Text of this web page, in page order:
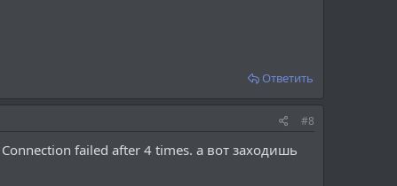
Ответить
#8
failed after 4 times. а вот заходишь